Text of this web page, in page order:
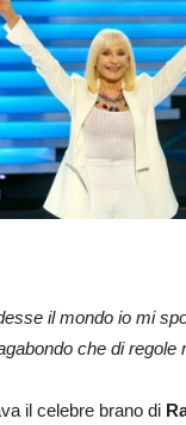
il mondo io mi
che di regole
il celebre brano di